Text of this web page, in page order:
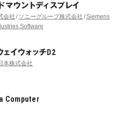
マウントディスプレイ
会社 ソニーグループ株式会社 Siemens
Software
ェイウォッチD2
本株式会社
Computer